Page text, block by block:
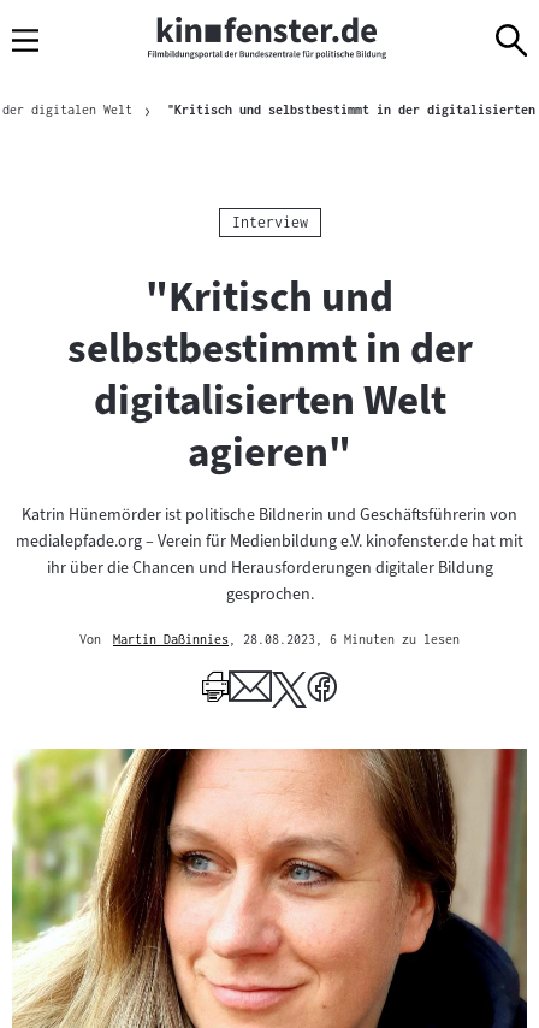
Navigation
zum
zur
amBrotkrümelnavigation
digitalen Welt "Kritisch und selbstbestimmt in der digitalisierten
Kategorie:
Interview
"Kritisch und
selbstbestimmt in der
digitalisierten Welt
agieren"
Katrin Hünemörder ist politische Bildnerin und Geschäftsführerin von
medialepfade.org – Verein für Medienbildung e.V. kinofenster.de hat mit
ihr über die Chancen und Herausforderungen digitaler Bildung
gesprochen.
Von
Martin Daßinnies
Author
, 28.08.2023 , 6 Minuten zu lesen